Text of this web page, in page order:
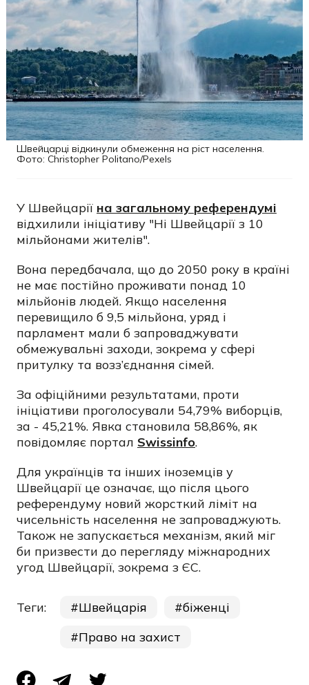
Швейцарці відкинули обмеження на ріст населення.
Фото: Christopher Politano/Pexels
У Швейцарії на загальному референдумі
відхилили ініціативу "Ні Швейцарії з 10
мільйонами жителів".
Вона передбачала, що до 2050 року в країні
не має постійно проживати понад 10
мільйонів людей. Якщо населення
перевищило б 9,5 мільйона, уряд і
парламент мали б запроваджувати
обмежувальні заходи, зокрема у сфері
притулку та возз’єднання сімей.
За офіційними результатами, проти
ініціативи проголосували 54,79% виборців,
за - 45,21%. Явка становила 58,86%, як
повідомляє портал Swissinfo.
Для українців та інших іноземців у
Швейцарії це означає, що після цього
референдуму новий жорсткий ліміт на
чисельність населення не запроваджують.
Також не запускається механізм, який міг
би призвести до перегляду міжнародних
угод Швейцарії, зокрема з ЄС.
Теги: Швейцарія
біженці
Право на захист